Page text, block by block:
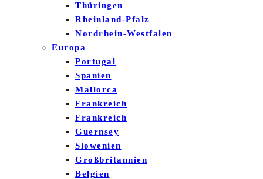
Thüringen
Rheinland-Pfalz
Nordrhein-Westfalen
Europa
Portugal
Spanien
Mallorca
Frankreich
Frankreich
Guernsey
Slowenien
Großbritannien
Belgien